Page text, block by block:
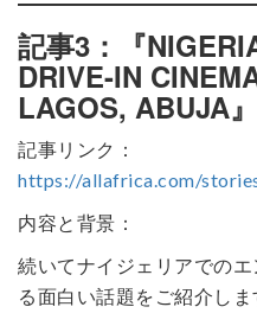
記事3：『
DRIVE-IN
LAGOS, ABUJA』
記事リンク：
https://allafrica.com/
内容と背景：
続いてナイジェリアでの
る面白い話題をご紹介しま